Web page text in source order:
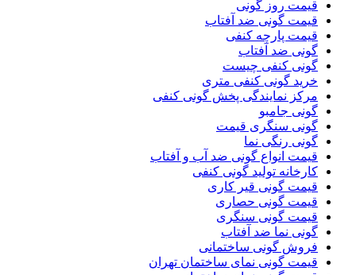
قیمت روز گونی
قیمت گونی ضد آفتاب
قیمت پارچه کنفی
گونی ضد آفتاب
گونی کنفی چیست
خرید گونی کنفی متری
مرکز نمایندگی پخش گونی کنفی
گونی جامبو
گونی سنگری قیمت
گونی رنگی نما
قیمت انواع گونی ضد آب و آفتاب
کارخانه تولید گونی کنفی
قیمت گونی قیر کاری
قیمت گونی حصاری
قیمت گونی سنگری
گونی نما ضد آفتاب
فروش گونی ساختمانی
قیمت گونی نمای ساختمان تهران